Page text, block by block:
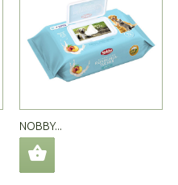
NOBBY...